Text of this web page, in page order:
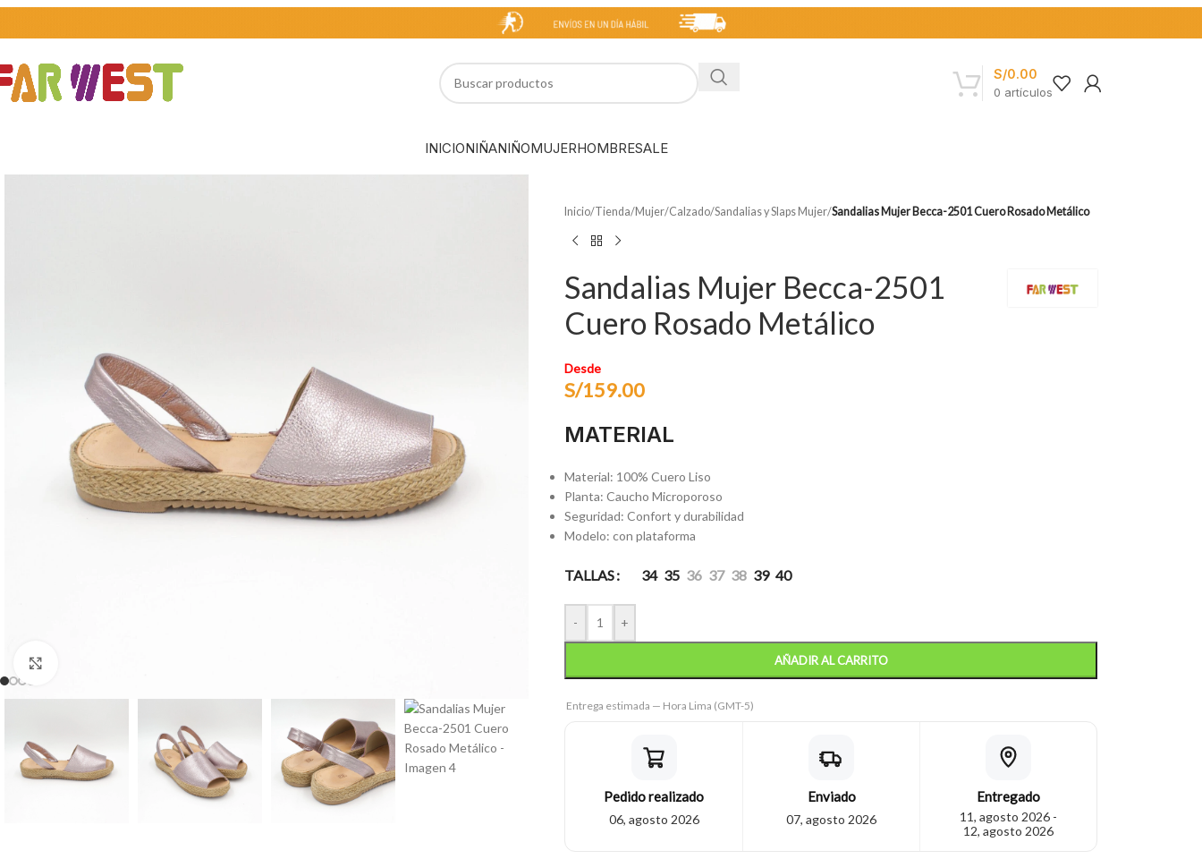
0 artículos
S/0.00
INICIONIÑANIÑOMUJERHOMBRESALE
Inicio/Tienda/Mujer/Calzado/Sandalias y Slaps Mujer/Sandalias Mujer Becca-2501 Cuero Rosado Metálico
Sandalias Mujer Becca-2501
Cuero Rosado Metálico
Desde
S/159.00
MATERIAL
Material: 100% Cuero Liso
Planta: Caucho Microporoso
Seguridad: Confort y durabilidad
Modelo: con plataforma
TALLAS 34 35 36 37 38 39 40
- +
AÑADIR AL CARRITO
Entrega estimada — Hora Lima (GMT-5)
Pedido realizado
06, agosto 2026
Enviado
07, agosto 2026
Entregado
11, agosto 2026 -
12, agosto 2026